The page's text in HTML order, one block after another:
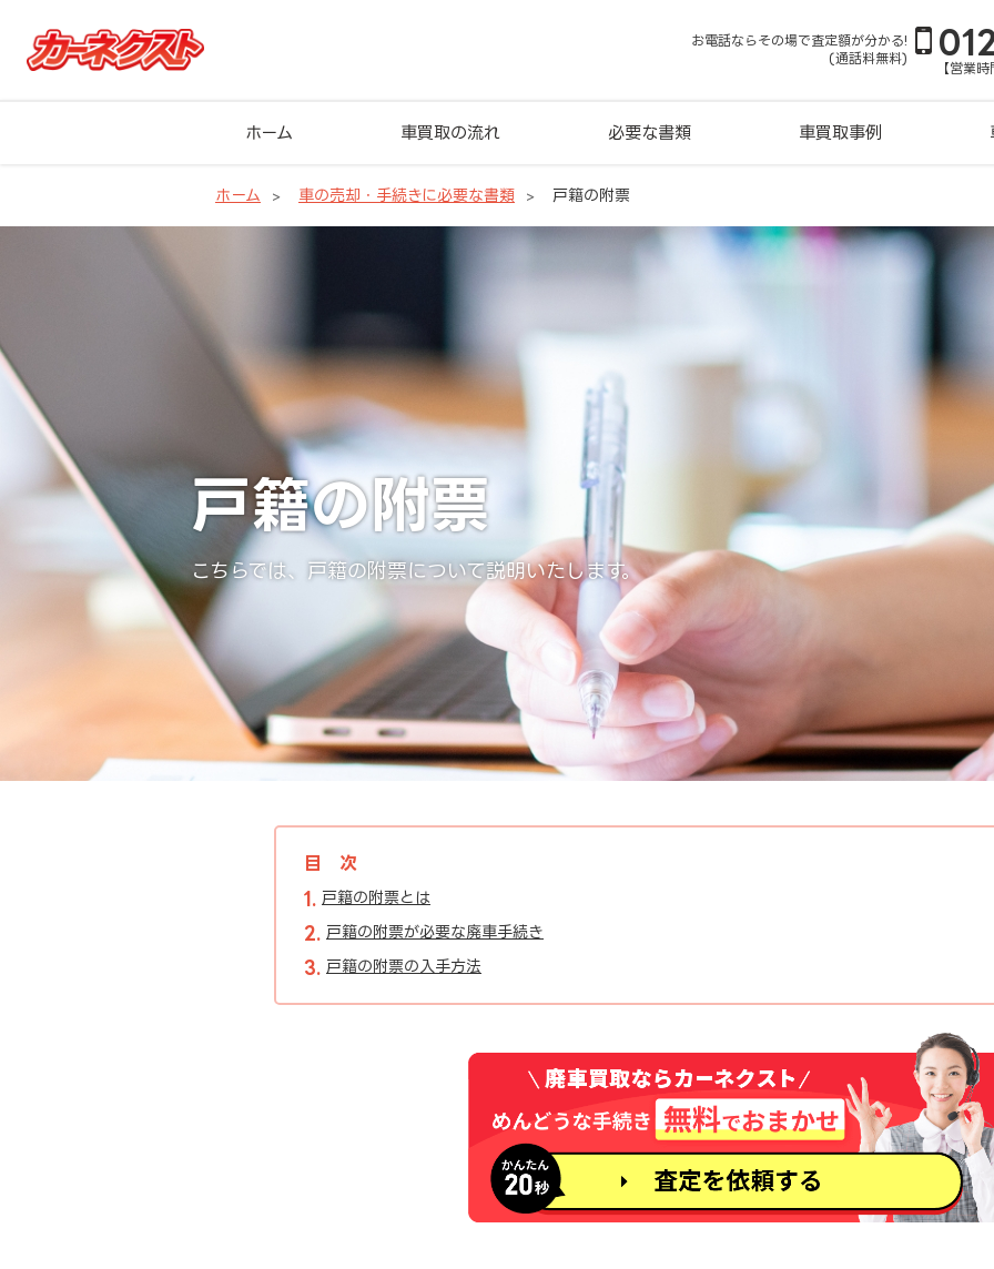
お電話ならその場で査定額が分かる!
(通話料無料)
【営業
ホーム 車買取の流れ 必要な書類 車買取事例
ホーム 車の売却・手続きに必要な書類 戸籍の附票
戸籍の附票
こちらでは、戸籍の附票について説明いたします。
目次
戸籍の附票とは
戸籍の附票が必要な廃車手続き
戸籍の附票の入手方法